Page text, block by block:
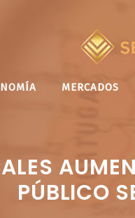
MERCADOS
PÚBLICO